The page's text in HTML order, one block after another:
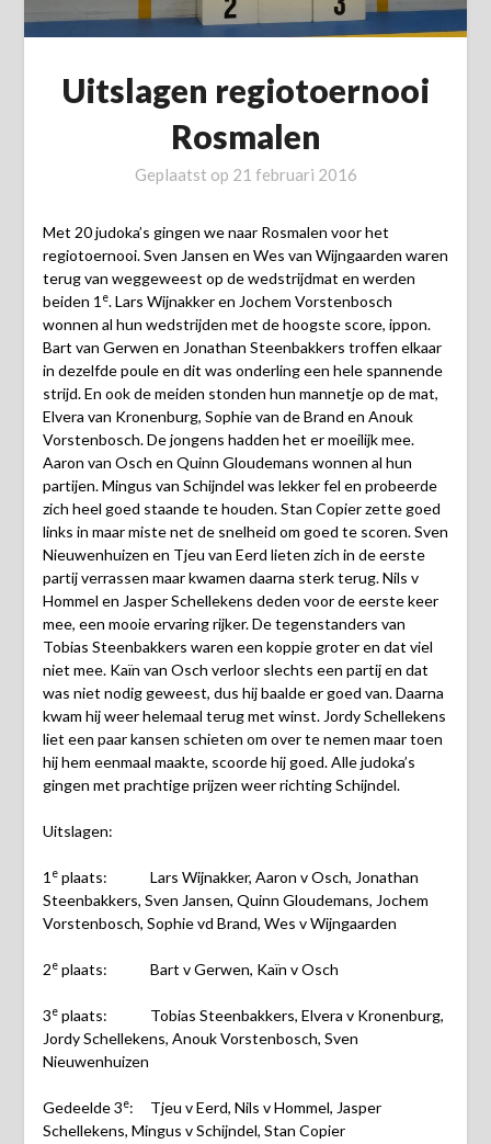
Uitslagen regiotoernooi
Rosmalen
Geplaatst op 21 februari 2016
Met 20 judoka’s gingen we naar Rosmalen voor het
regiotoernooi. Sven Jansen en Wes van Wijngaarden waren
terug van weggeweest op de wedstrijdmat en werden
beiden 1 e. Lars Wijnakker en Jochem Vorstenbosch
wonnen al hun wedstrijden met de hoogste score, ippon.
Bart van Gerwen en Jonathan Steenbakkers troffen elkaar
in dezelfde poule en dit was onderling een hele spannende
strijd. En ook de meiden stonden hun mannetje op de mat,
Elvera van Kronenburg, Sophie van de Brand en Anouk
Vorstenbosch. De jongens hadden het er moeilijk mee.
Aaron van Osch en Quinn Gloudemans wonnen al hun
partijen. Mingus van Schijndel was lekker fel en probeerde
zich heel goed staande te houden. Stan Copier zette goed
links in maar miste net de snelheid om goed te scoren. Sven
Nieuwenhuizen en Tjeu van Eerd lieten zich in de eerste
partij verrassen maar kwamen daarna sterk terug. Nils v
Hommel en Jasper Schellekens deden voor de eerste keer
mee, een mooie ervaring rijker. De tegenstanders van
Tobias Steenbakkers waren een koppie groter en dat viel
niet mee. Kaïn van Osch verloor slechts een partij en dat
was niet nodig geweest, dus hij baalde er goed van. Daarna
kwam hij weer helemaal terug met winst. Jordy Schellekens
liet een paar kansen schieten om over te nemen maar toen
hij hem eenmaal maakte, scoorde hij goed. Alle judoka’s
gingen met prachtige prijzen weer richting Schijndel.
Uitslagen:
1 eplaats: Lars Wijnakker, Aaron v Osch, Jonathan
Steenbakkers, Sven Jansen, Quinn Gloudemans, Jochem
Vorstenbosch, Sophie vd Brand, Wes v Wijngaarden
2eplaats: Bart v Gerwen, Kaïn v Osch
3eplaats: Tobias Steenbakkers, Elvera v Kronenburg,
Jordy Schellekens, Anouk Vorstenbosch, Sven
Nieuwenhuizen
Gedeelde 3e: Tjeu v Eerd, Nils v Hommel, Jasper
Schellekens, Mingus v Schijndel, Stan Copier